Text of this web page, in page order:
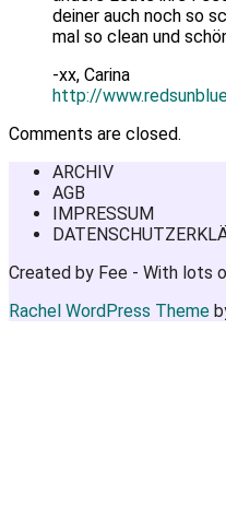
deiner auch noch so
mal so clean und
-xx, Carina
http://
Comments are closed.
ARCHIV
AGB
IMPRESSUM
Created by Fee - With lots
Rachel WordPress Theme